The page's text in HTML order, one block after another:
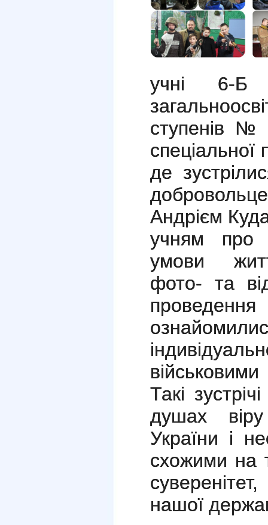
учні 6-Б
ступенів №
спеціальної
де
Андрієм
учням про
умови
фото- та
Такі
душах
України і
схожими на
нашої